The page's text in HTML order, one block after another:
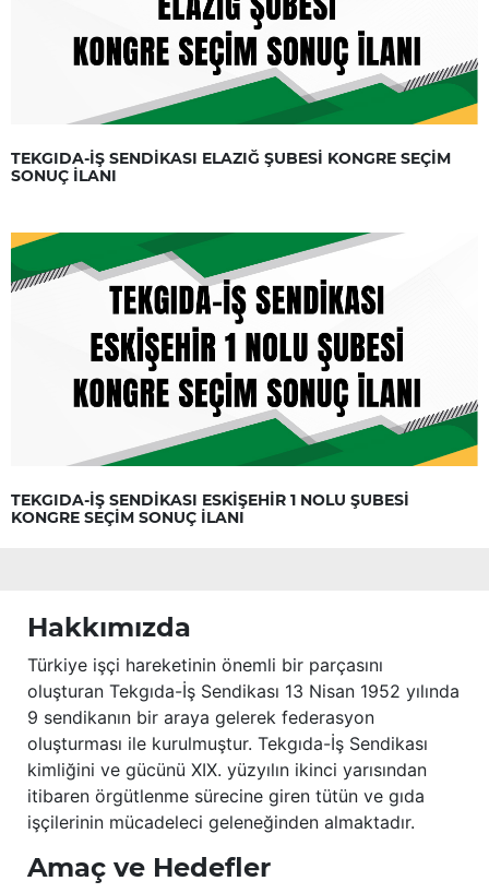
TEKGIDA-İŞ SENDİKASI ELAZIĞ ŞUBESİ KONGRE SEÇİM
SONUÇ İLANI
TEKGIDA-İŞ SENDİKASI ESKİŞEHİR 1 NOLU ŞUBESİ
KONGRE SEÇİM SONUÇ İLANI
Hakkımızda
Türkiye işçi hareketinin önemli bir parçasını
oluşturan Tekgıda-İş Sendikası 13 Nisan 1952 yılında
9 sendikanın bir araya gelerek federasyon
oluşturması ile kurulmuştur. Tekgıda-İş Sendikası
kimliğini ve gücünü XIX. yüzyılın ikinci yarısından
itibaren örgütlenme sürecine giren tütün ve gıda
işçilerinin mücadeleci geleneğinden almaktadır.
Amaç ve Hedefler